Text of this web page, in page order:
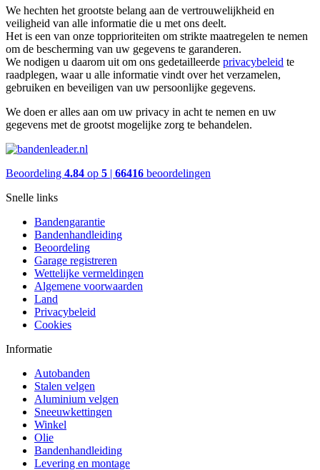
We hechten het grootste belang aan de vertrouwelijkheid en
veiligheid van alle informatie die u met ons deelt.
Het is een van onze topprioriteiten om strikte maatregelen te nemen
om de bescherming van uw gegevens te garanderen.
We nodigen u daarom uit om ons gedetailleerde privacybeleid te
raadplegen, waar u alle informatie vindt over het verzamelen,
gebruiken en beveiligen van uw persoonlijke gegevens.
We doen er alles aan om uw privacy in acht te nemen en uw
gegevens met de grootst mogelijke zorg te behandelen.
Beoordeling 4.84 op 5 | 66416 beoordelingen
Snelle links
Bandengarantie
Bandenhandleiding
Beoordeling
Garage registreren
Wettelijke vermeldingen
Algemene voorwaarden
Land
Privacybeleid
Cookies
Informatie
Autobanden
Stalen velgen
Aluminium velgen
Sneeuwkettingen
Winkel
Olie
Bandenhandleiding
Levering en montage